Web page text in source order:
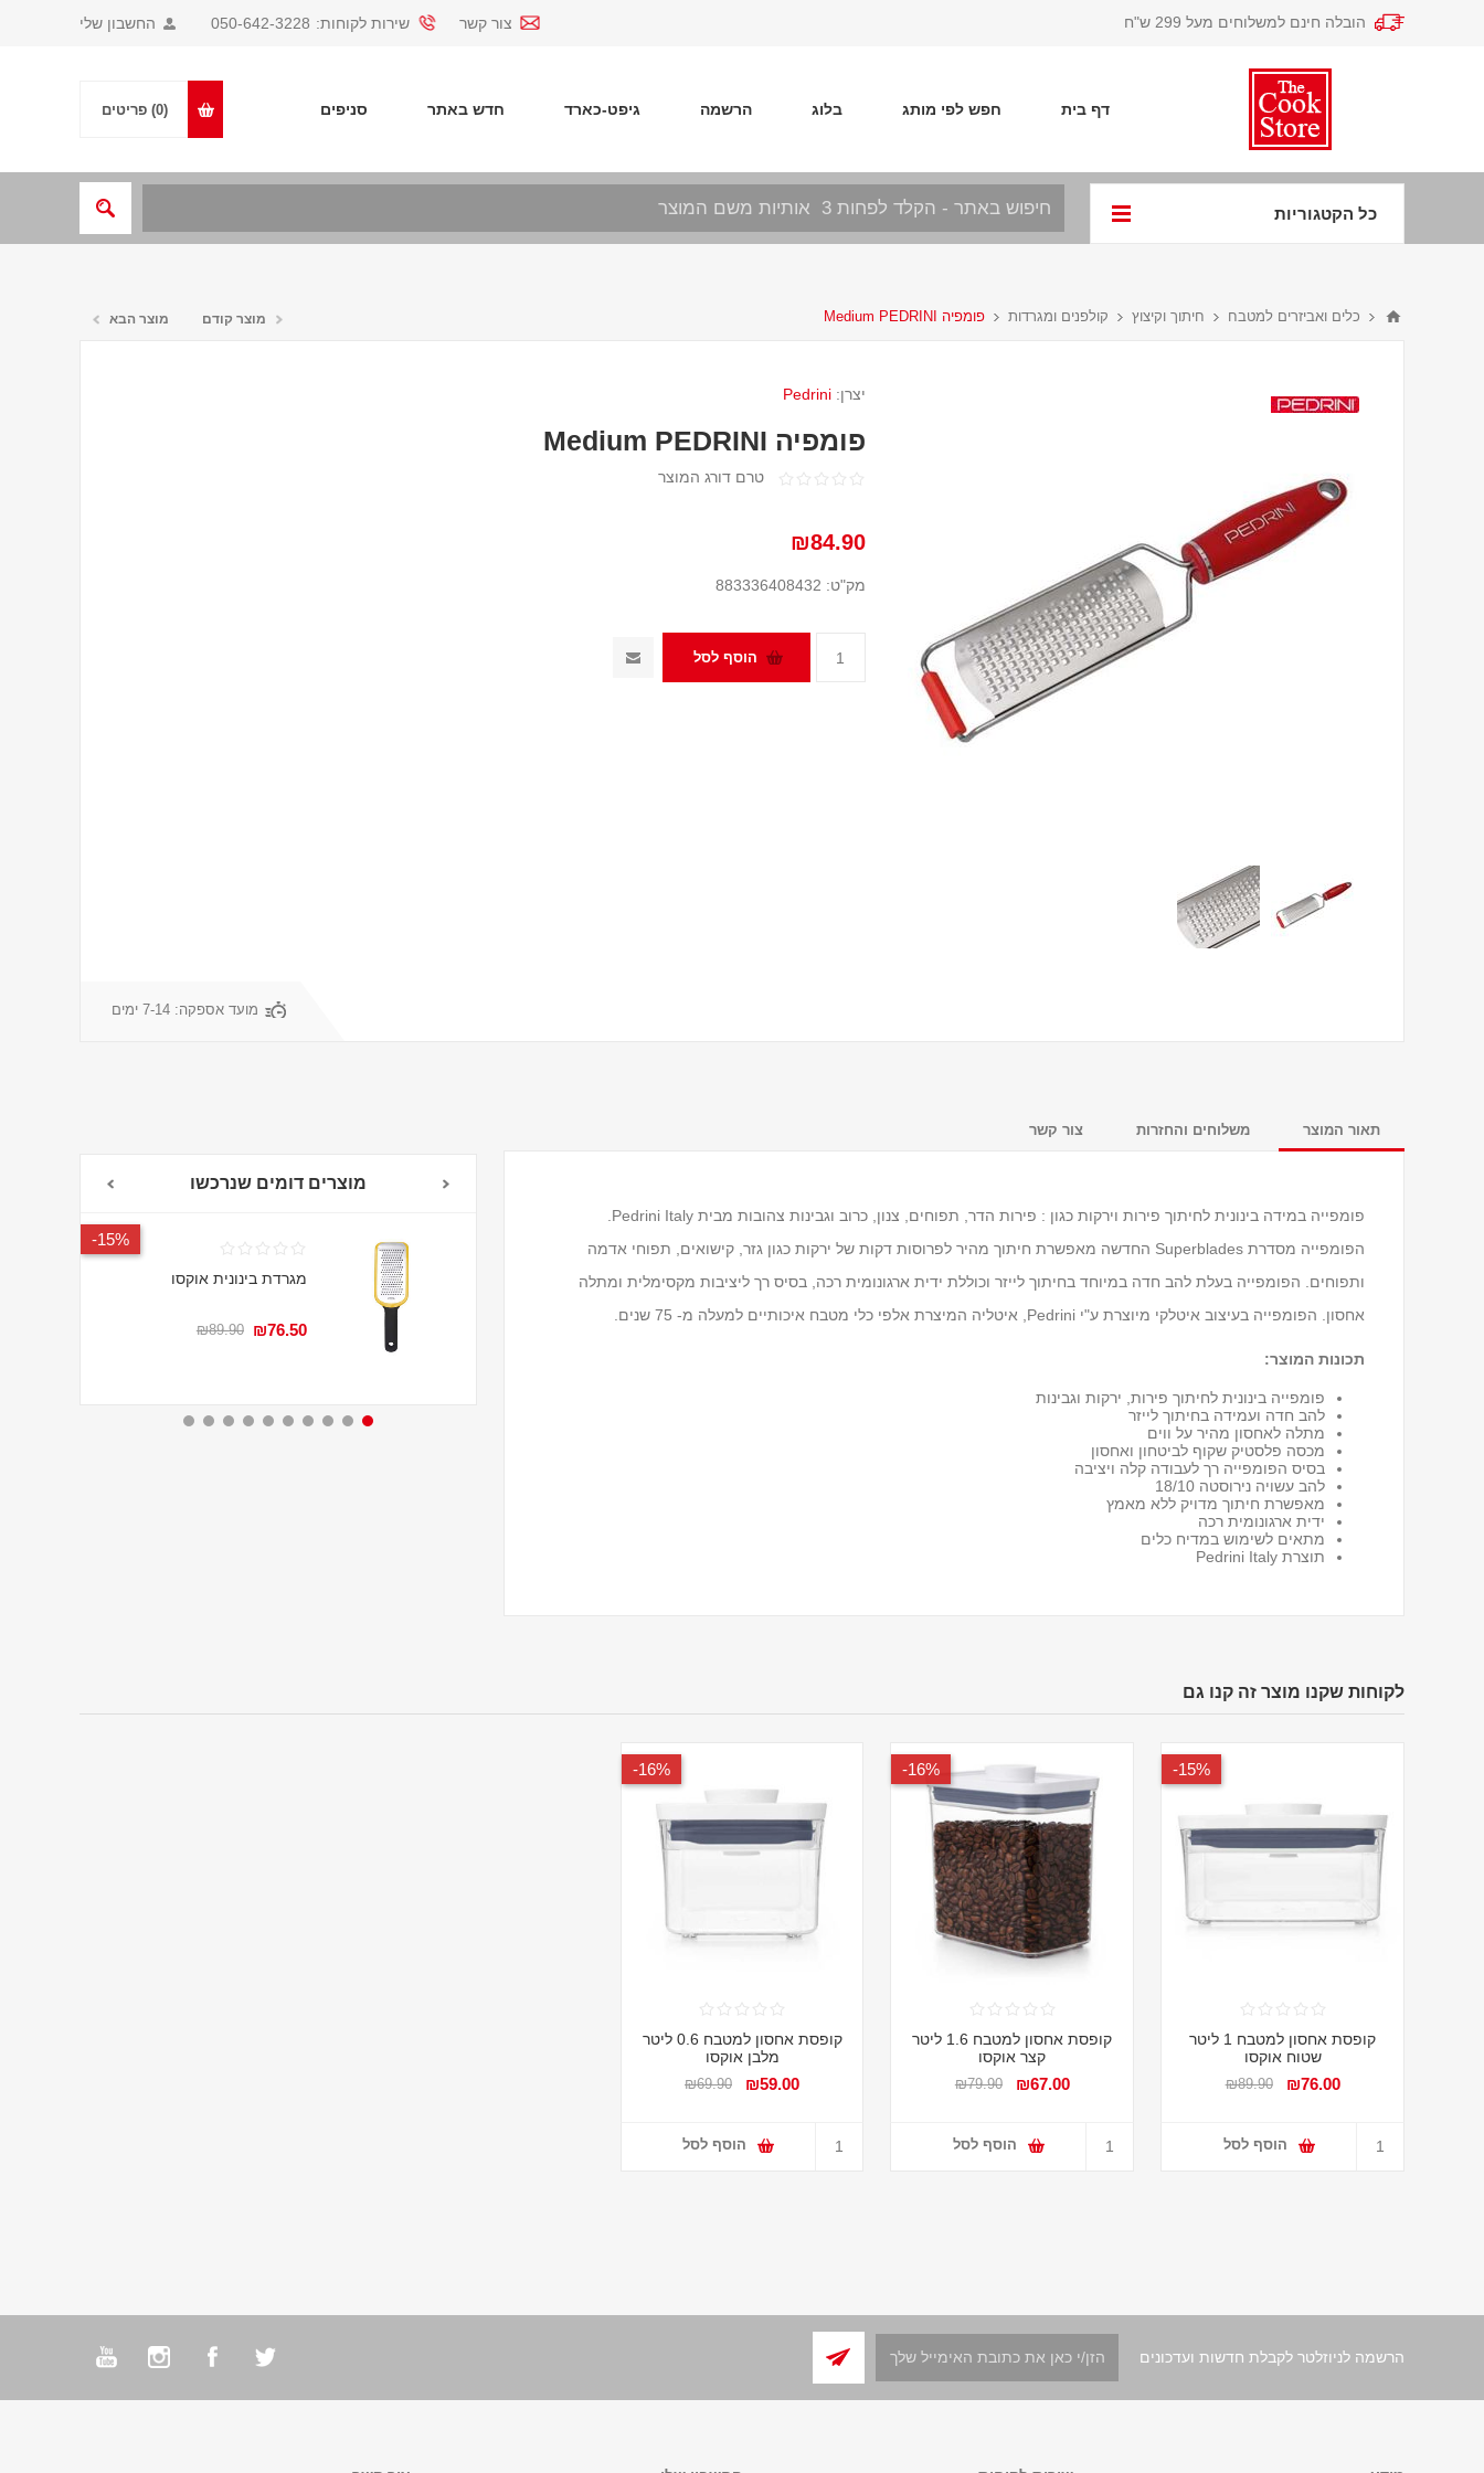
החשבון שלי צור קשר שירות לקוחות: 050-642-3228 הובלה חינם למשלוחים מעל 299 ש"ח
דף בית חפש לפי מותג בלוג הרשמה גיפט-כארד חדש באתר סניפים (0) פריטים
כל הקטגוריות
כלים ואביזרים למטבח חיתוך וקיצוץ קולפנים ומגרדות פומפיה Medium PEDRINI מוצר קודם מוצר הבא
יצרן: Pedrini
פומפיה Medium PEDRINI
טרם דורג המוצר
₪84.90
מק"ט: 883336408432
מועד אספקה: 7-14 ימים
תאור המוצר משלוחים והחזרות צור קשר
הפומפייה מסדרת Superblades החדשה מאפשרת חיתוך מהיר לפרוסות דקות של ירקות כגון גזר, קישואים, תפוחי אדמה
ותפוחים. הפומפייה בעלת להב חדה במיוחד בחיתוך לייזר וכוללת ידית ארגונומית רכה, בסיס רך ליציבות מקסימלית ומתלה
אחסון. הפומפייה בעיצוב איטלקי מיוצרת ע"י Pedrini, איטליה המיצרת אלפי כלי מטבח איכותיים למעלה מ- 75 שנים.
תכונות המוצר:
פומפייה בינונית לחיתוך פירות, ירקות וגבינות
להב חדה ועמידה בחיתוך לייזר
מתלה לאחסון מהיר על ווים
מכסה פלסטיק שקוף לביטחון ואחסון
בסיס הפומפייה רך לעבודה קלה ויציבה
להב עשויה נירוסטה 18/10
מאפשרת חיתוך מדויק ללא מאמץ
ידית ארגונומית רכה
מתאים לשימוש במדיח כלים
תוצרת Pedrini Italy
מוצרים דומים שנרכשו
מעמד לכוסות חד פעמיים
15%-
מגרדת בינונית אוקסו
₪76.50
₪89.90
לקוחות שקנו מוצר זה קנו גם
15%-
קופסת אחסון למטבח 1 ליטר
שטוח אוקסו
₪76.00
₪89.90
הוסף לסל
16%-
קופסת אחסון למטבח 1.6 ליטר
קצר אוקסו
₪67.00
₪79.90
הוסף לסל
16%-
קופסת אחסון למטבח 0.6 ליטר
מלבן אוקסו
₪59.00
₪69.90
הוסף לסל
הרשמה לניוזלטר לקבלת חדשות ועדכונים